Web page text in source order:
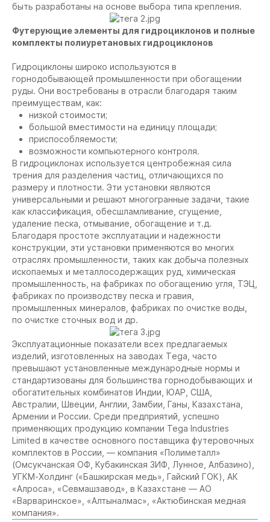
быть разработаны на основе выбора типа крепления.
Футерующие элементы для гидроциклонов и полные
комплекты полиуретановых гидроциклонов
Гидроциклоны широко используются в
горнодобывающей промышленности при обогащении
руды. Они востребованы в отрасли благодаря таким
преимуществам, как:
низкой стоимости;
большой вместимости на единицу площади;
приспособляемости;
возможности компьютерного контроля.
В гидроциклонах используется центробежная сила
трения для разделения частиц, отличающихся по
размеру и плотности. Эти установки являются
универсальными и решают многогранные задачи, такие
как классификация, обесшламливание, сгущение,
удаление песка, отмывание, обогащение и т.д.
Благодаря простоте эксплуатации и надежности
конструкции, эти установки применяются во многих
отраслях промышленности, таких как добыча полезных
ископаемых и металлосодержащих руд, химическая
промышленность, на фабриках по обогащению угля, ТЭЦ,
фабриках по производству песка и гравия,
промышленных минералов, фабриках по очистке воды,
по очистке сточных вод и др.
Эксплуатационные показатели всех предлагаемых
изделий, изготовленных на заводах Тega, часто
превышают установленные международные нормы и
стандартизованы для большинства горнодобывающих и
обогатительных комбинатов Индии, ЮАР, США,
Австралии, Швеции, Англии, Замбии, Ганы, Казахстана,
Армении и России. Среди предприятий, успешно
применяющих продукцию компании Tega Industries
Limited в качестве основного поставщика футеровочных
комплектов в России, — компания «Полиметалл»
(Омсукчанская ОФ, Кубакинская ЗИФ, Лунное, Албазино),
УГКМ-Холдинг («Башкирская медь», Гайский ГОК), АК
«Алроса», «Севмашзавод», в Казахстане — АО
«Варваринское», «Алтыналмас», «Актюбинская медная
компания».